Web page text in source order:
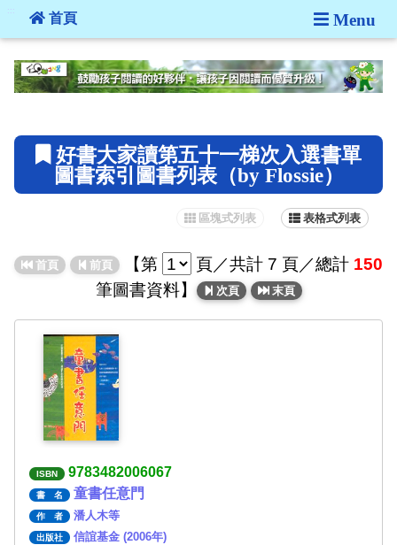
:::
首頁 Menu
好書大家讀第五十一梯次入選書單
圖書索引圖書列表（by Flossie）
表格式列表
區塊式列表
首頁 前頁 【第 頁／共計 7 頁／總計 150
筆圖書資料】
次頁 末頁
ISBN 9783482006067
書 名 童書任意門
作 者 潘人木等
出版社 信誼基金 (2006年)